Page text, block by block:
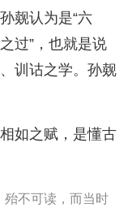
觌认为是“六
过”，也就是说
训诂之学。孙觌
如之赋，是懂古
殆不可读，而当时